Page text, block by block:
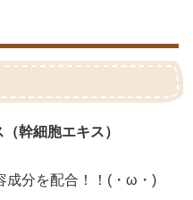
幹細胞エキス）
成分を配合！！(・ω・)